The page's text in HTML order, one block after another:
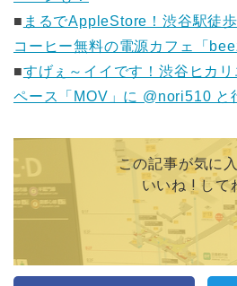
■ まるでAppleStore！渋谷駅徒
コーヒー無料の電源カフェ「
■すげぇ～イイです！渋谷ヒカ
ペース「MOV」に @nori510 と
この記事が気に
いいね ! して